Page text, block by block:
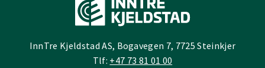
InnTre Kjeldstad AS, Bogavegen 7, 7725 Steinkjer
Tlf: +47 73 81 01 00